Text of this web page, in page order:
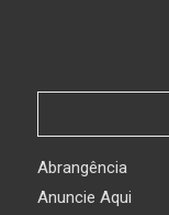
Abrangência
Anuncie Aqui